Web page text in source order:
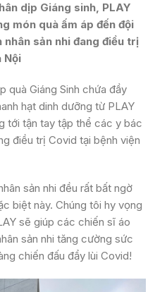
dịp Giáng sinh, PLAY
món quà ấm áp đến đội
sản nhi đang điều trị
Nội
quà Giáng Sinh chứa đầy
hạt dinh dưỡng từ PLAY
tới tận tay tập thể các y bác
điều trị Covid tại bệnh viện
sản nhi đều rất bất ngờ
biệt này. Chúng tôi hy vọng
sẽ giúp các chiến sĩ áo
sản nhi tăng cường sức
chiến đấu đẩy lùi Covid!